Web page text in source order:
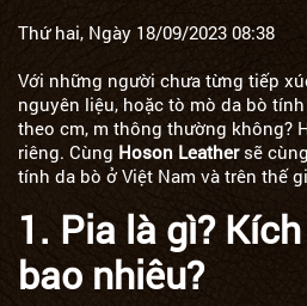
Thứ hai, Ngày 18/09/2023 08:38
Với những người chưa từng tiếp
nguyên liệu, hoặc tò mò da bò
theo cm, m thông thường không?
riêng. Cùng Hoson Leathersẽ
tính da bò ở Việt Nam và trên thế
1. Pia là gì?
bao nhiêu?